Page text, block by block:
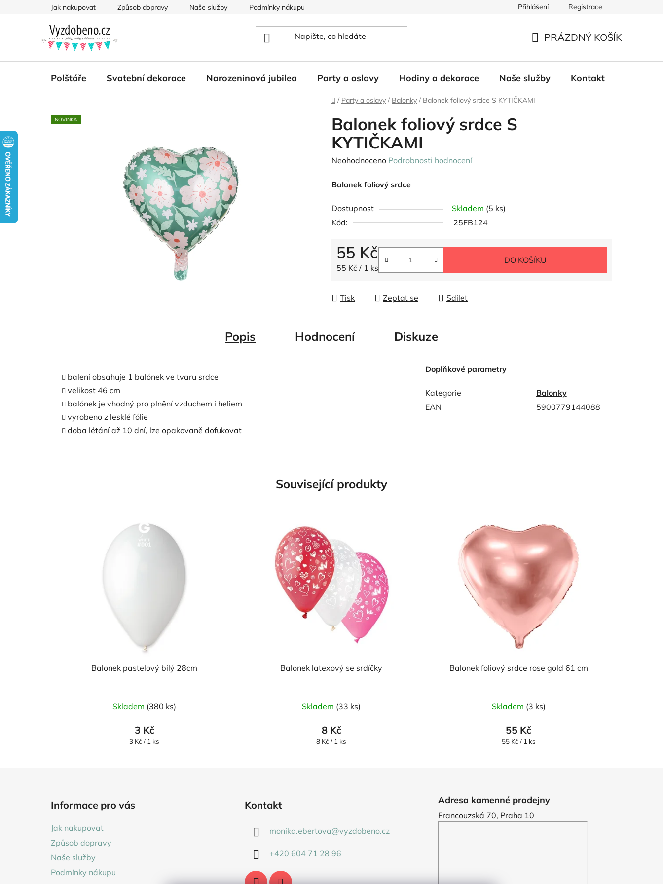
Jak nakupovat Způsob dopravy Naše služby Podmínky nákupu Přihlášení Registrace
KOŠÍK
PRÁZDNÝ KOŠÍK
Polštáře Svatební dekorace Narozeninová jubilea Party a oslavy Hodiny a dekorace Naše služby Kontakt
Domů
/ Party a oslavy / Balonky / Balonek foliový srdce S KYTIČKAMI
Balonek foliový srdce S
KYTIČKAMI
Průměrné
produktu
0,0
z
hvězdiček.
Neohodnoceno Podrobnosti hodnocení
Balonek foliový srdce
Dostupnost Skladem (5 ks)
Kód:
25FB124
55 Kč
Měrná cena:
55 Kč / 1 ks
DO KOŠÍKU
Tisk Zeptat se Sdílet
NOVINKA
Popis Hodnocení Diskuze
balení obsahuje 1 balónek ve tvaru srdce
velikost 46 cm
balónek je vhodný pro plnění vzduchem i heliem
vyrobeno z lesklé fólie
doba létání až 10 dní, lze opakovaně dofukovat
Doplňkové parametry
Kategorie
Balonky
EAN
5900779144088
Související produkty
Balonek pastelový bílý 28cm
Skladem (380 ks)
3 Kč
Měrná
3 Kč / 1 ks
Balonek latexový se srdíčky
Skladem (33 ks)
8 Kč
Měrná
8 Kč / 1 ks
Balonek foliový srdce rose gold 61 cm
Skladem (3 ks)
55 Kč
Měrná
55 Kč / 1 ks
Informace pro vás
Jak nakupovat
Způsob dopravy
Naše služby
Podmínky nákupu
Kontakt
monika.ebertova@vyzdobeno.cz
+420 604 71 28 96
Adresa kamenné prodejny
Francouzská 70, Praha 10